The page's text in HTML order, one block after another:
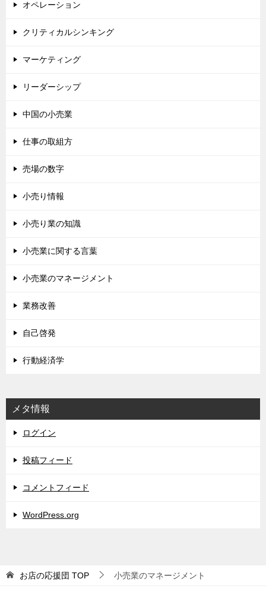
オペレーション
クリティカルシンキング
マーケティング
リーダーシップ
中国の小売業
仕事の取組方
売場の数字
小売り情報
小売り業の知識
小売業に関する言葉
小売業のマネージメント
業務改善
自己啓発
行動経済学
メタ情報
ログイン
投稿フィード
コメントフィード
WordPress.org
お店の応援団 TOP 小売業のマネージメント